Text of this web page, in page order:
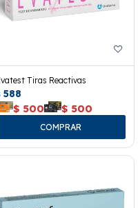
Tiras Reactivas
588
$ 500 $ 500